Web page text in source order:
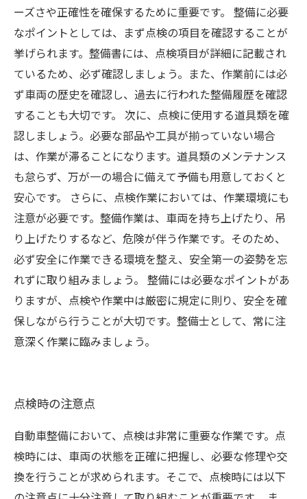
ーズさや正確性を確保するために重要です。 整備に必要
なポイントとしては、まず点検の項目を確認することが
挙げられます。整備書には、点検項目が詳細に記載され
ているため、必ず確認しましょう。また、作業前には必
ず車両の歴史を確認し、過去に行われた整備履歴を確認
することも大切です。 次に、点検に使用する道具類を確
認しましょう。必要な部品や工具が揃っていない場合
は、作業が滞ることになります。道具類のメンテナンス
も怠らず、万が一の場合に備えて予備も用意しておくと
安心です。 さらに、点検作業においては、作業環境にも
注意が必要です。整備作業は、車両を持ち上げたり、吊
り上げたりするなど、危険が伴う作業です。そのため、
必ず安全に作業できる環境を整え、安全第一の姿勢を忘
れずに取り組みましょう。 整備には必要なポイントがあ
りますが、点検や作業中は厳密に規定に則り、安全を確
保しながら行うことが大切です。整備士として、常に注
意深く作業に臨みましょう。
点検時の注意点
自動車整備において、点検は非常に重要な作業です。点
検時には、車両の状態を正確に把握し、必要な修理や交
換を行うことが求められます。そこで、点検時には以下